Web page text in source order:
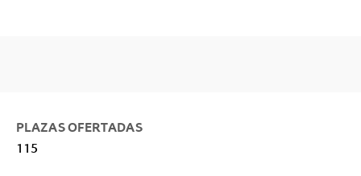
PLAZAS OFERTADAS
115